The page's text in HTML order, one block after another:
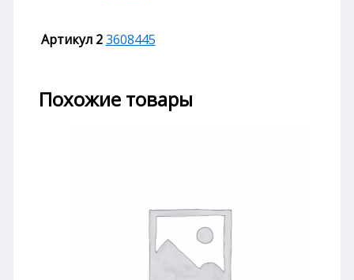
Артикул 23608445
Похожие товары